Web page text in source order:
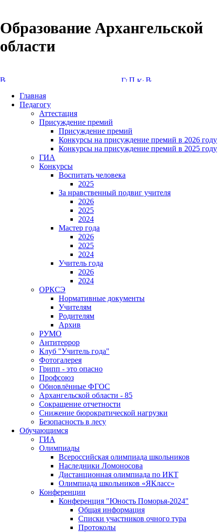
Образование Архангельской
области
Главная
Педагогу
Аттестация
Присуждение премий
Присуждение премий
Конкурсы на присуждение премий в 2026 году
Конкурсы на присуждение премий в 2025 году
ГИА
Конкурсы
Воспитать человека
2025
За нравственный подвиг учителя
2026
2025
2024
Мастер года
2026
2025
2024
Учитель года
2026
2024
ОРКСЭ
Нормативные документы
Учителям
Родителям
Архив
РУМО
Антитеррор
Клуб "Учитель года"
Фотогалерея
Грипп - это опасно
Профсоюз
Обновлённые ФГОС
Архангельской области - 85
Сокращение отчетности
Снижение бюрократической нагрузки
Безопасность в лесу
Обучающимся
ГИА
Олимпиады
Всероссийская олимпиада школьников
Наследники Ломоносова
Дистанционная олимпиада по ИКТ
Олимпиада школьников «ЯКласс»
Конференции
Конференция "Юность Поморья-2024"
Общая информация
Списки участников очного тура
Протоколы